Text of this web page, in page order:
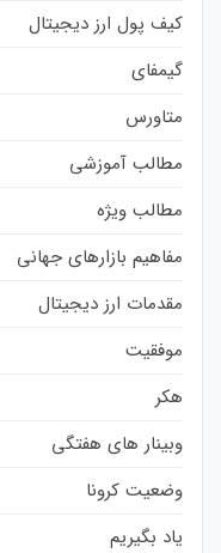
کیف پول ارز دیجیتال
گیمفای
متاورس
مطالب آموزشی
مطالب ویژه
مفاهیم بازارهای جهانی
مقدمات ارز دیجیتال
موفقیت
هکر
وبینار های هفتگی
وضعیت کرونا
یاد بگیریم